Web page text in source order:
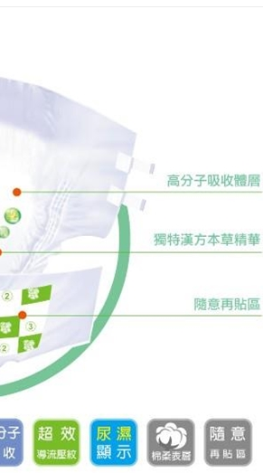
１．透過由恩沛科技股份有限公司提供之「AFTEE先
交易，需依本服務之必要範圍內提供個人資料，並將交
求債權轉讓予恩沛科技股份有限公司。
２．關於個人資料處理事宜，請瀏覽以下網址：
https://aftee.tw/terms/#terms3
３．未成年的使用者請事先徵得法定代理人或監護人之
「AFTEE先享後付」，若未經同意申辦者引起之損失
４．使用「AFTEE先享後付」時，將依據個別帳號之
即時審查核予不同之上限額度；若仍有額度不足之情形
結果請求用戶進行身份認證。
５．嚴禁一人註冊多個帳號或使用他人資訊註冊。若發
形，恩沛科技股份有限公司將有權停止該用戶之使用額
動。